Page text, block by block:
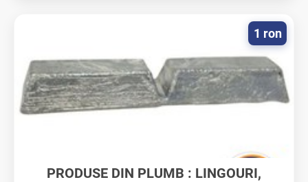
PRODUSE DIN PLUMB : LINGOURI,
1 ron